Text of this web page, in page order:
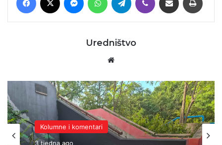
Uredništvo
Kolumne i komentari
Izbor uredništva